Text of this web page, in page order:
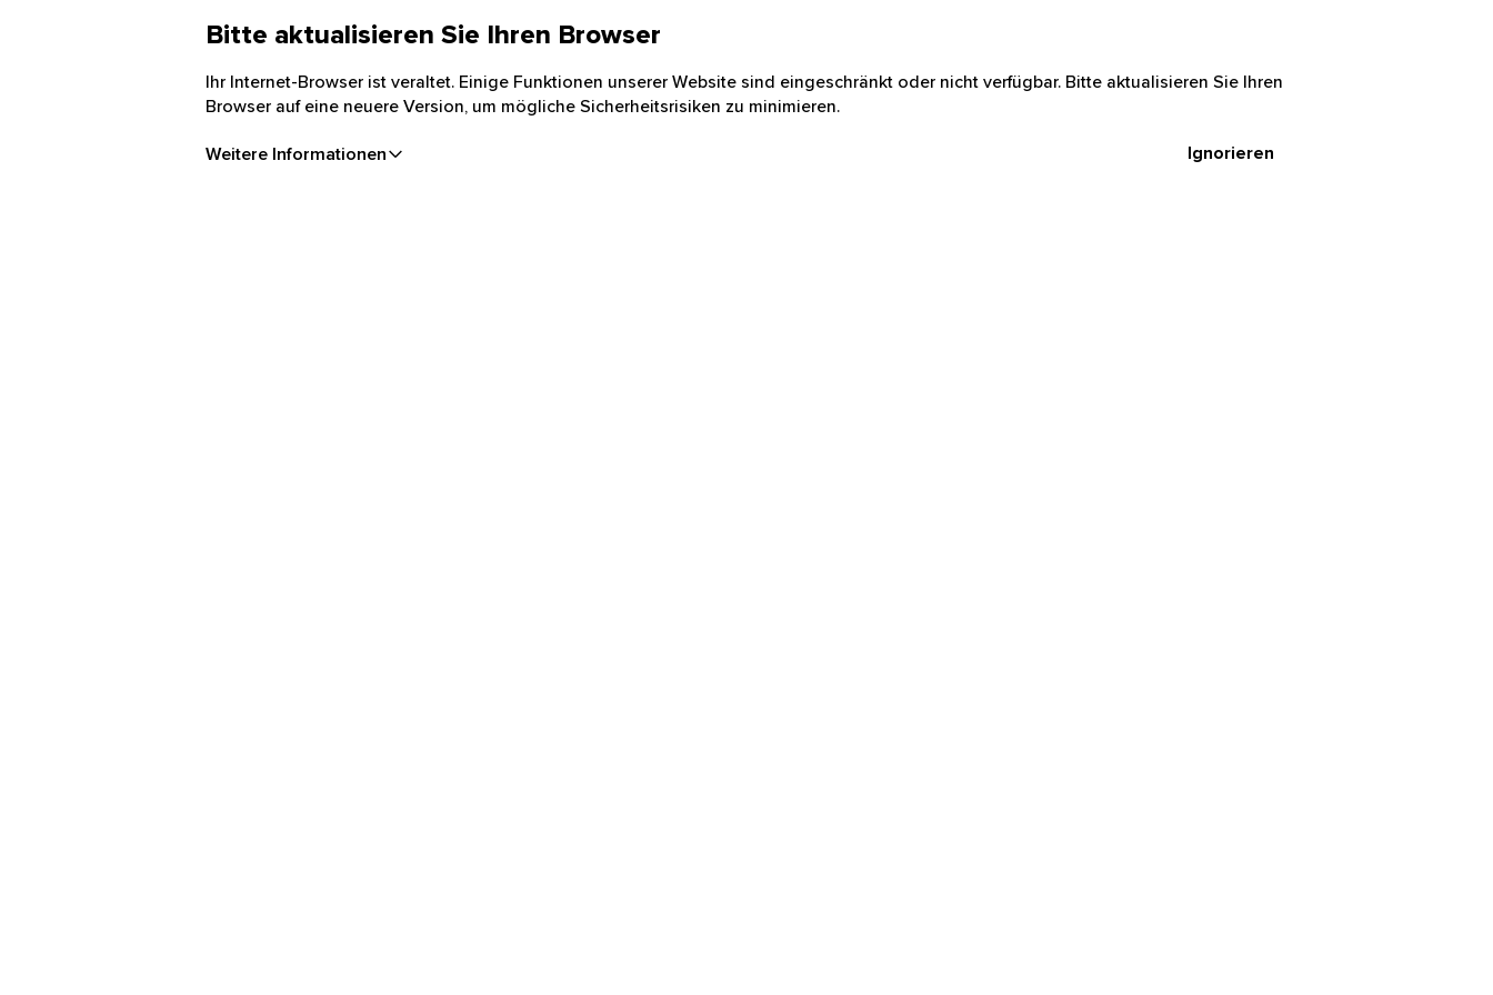
Bitte aktualisieren Sie Ihren Browser
Ihr Internet-Browser ist veraltet. Einige Funktionen unserer Website sind eingeschränkt oder nicht verfügbar. Bitte aktualisieren Sie Ihren
Browser auf eine neuere Version, um mögliche Sicherheitsrisiken zu minimieren.
Weitere Informationen Ignorieren